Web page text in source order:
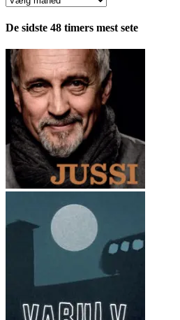
pr.
De sidste 48 timers mest sete